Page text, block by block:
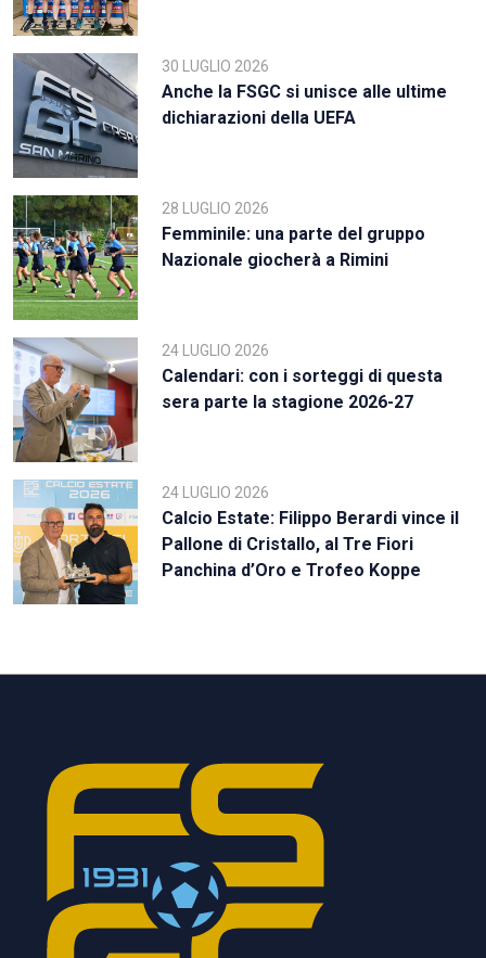
30 LUGLIO 2026
Anche la FSGC si unisce alle ultime
dichiarazioni della UEFA
28 LUGLIO 2026
Femminile: una parte del gruppo
Nazionale giocherà a Rimini
24 LUGLIO 2026
Calendari: con i sorteggi di questa
sera parte la stagione 2026-27
24 LUGLIO 2026
Calcio Estate: Filippo Berardi vince il
Pallone di Cristallo, al Tre Fiori
Panchina d’Oro e Trofeo Koppe